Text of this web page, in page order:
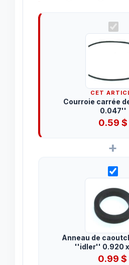
CET
Courroie carrée
0.047''
0.59$
+
Anneau de
''idler'' 0.920 x
0.99 $